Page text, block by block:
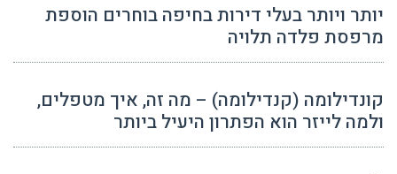
יותר ויותר בעלי דירות בחיפה בוחרים הוספת
מרפסת פלדה תלויה
קונדילומה (קנדילומה) – מה זה, איך מטפלים,
ולמה לייזר הוא הפתרון היעיל ביותר